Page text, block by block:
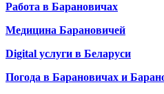
Работа в Барановичах
Медицина Барановичей
Digital услуги в Беларуси
Погода в Барановичах и